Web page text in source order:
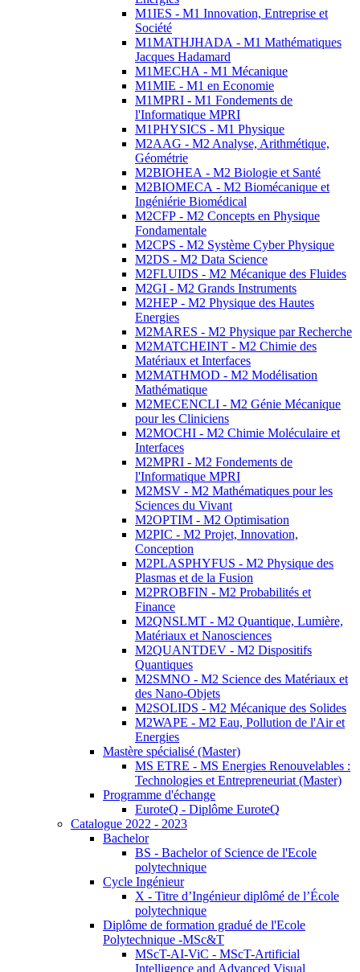
M1IES - M1 Innovation, Entreprise et
Société
M1MATHJHADA - M1 Mathématiques
Jacques Hadamard
M1MECHA - M1 Mécanique
M1MIE - M1 en Economie
M1MPRI - M1 Fondements de
l'Informatique MPRI
M1PHYSICS - M1 Physique
M2AAG - M2 Analyse, Arithmétique,
Géométrie
M2BIOHEA - M2 Biologie et Santé
M2BIOMECA - M2 Biomécanique et
Ingéniérie Biomédical
M2CFP - M2 Concepts en Physique
Fondamentale
M2CPS - M2 Système Cyber Physique
M2DS - M2 Data Science
M2FLUIDS - M2 Mécanique des Fluides
M2GI - M2 Grands Instruments
M2HEP - M2 Physique des Hautes
Energies
M2MARES - M2 Physique par Recherche
M2MATCHEINT - M2 Chimie des
Matériaux et Interfaces
M2MATHMOD - M2 Modélisation
Mathématique
M2MECENCLI - M2 Génie Mécanique
pour les Cliniciens
M2MOCHI - M2 Chimie Moléculaire et
Interfaces
M2MPRI - M2 Fondements de
l'Informatique MPRI
M2MSV - M2 Mathématiques pour les
Sciences du Vivant
M2OPTIM - M2 Optimisation
M2PIC - M2 Projet, Innovation,
Conception
M2PLASPHYFUS - M2 Physique des
Plasmas et de la Fusion
M2PROBFIN - M2 Probabilités et
Finance
M2QNSLMT - M2 Quantique, Lumière,
Matériaux et Nanosciences
M2QUANTDEV - M2 Dispositifs
Quantiques
M2SMNO - M2 Science des Matériaux et
des Nano-Objets
M2SOLIDS - M2 Mécanique des Solides
M2WAPE - M2 Eau, Pollution de l'Air et
Energies
Mastère spécialisé (Master)
MS ETRE - MS Energies Renouvelables :
Technologies et Entrepreneuriat (Master)
Programme d'échange
EuroteQ - Diplôme EuroteQ
Catalogue 2022 - 2023
Bachelor
BS - Bachelor of Science de l'Ecole
polytechnique
Cycle Ingénieur
X - Titre d’Ingénieur diplômé de l’École
polytechnique
Diplôme de formation gradué de l'Ecole
Polytechnique -MSc&T
MScT-AI-ViC - MScT-Artificial
Intelligence and Advanced Visual